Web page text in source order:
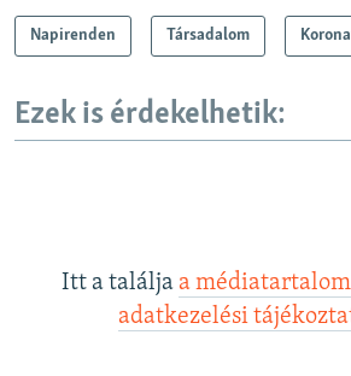
Napirenden Társadalom
Ezek is érdekelhetik:
Itt a találja a
adatkezelési